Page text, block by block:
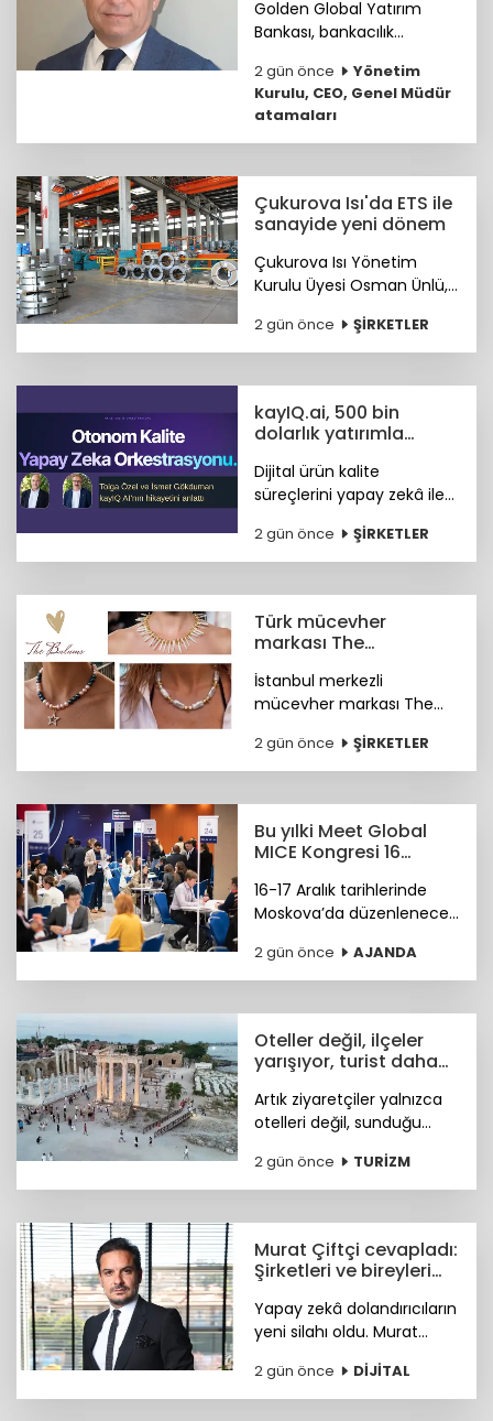
Golden Global Yatırım
Bankası, bankacılık
deneyime sahip Mustafa
Selcen’i Yönetim Kurulu
Üyesi olarak atadı.
2 gün önce
Yönetim
Kurulu, CEO, Genel Müdür
atamaları
Çukurova Isı'da ETS ile
sanayide yeni dönem
Çukurova Isı Yönetim
Kurulu Üyesi Osman Ünlü,
ETS'nin sanayinin
uluslararası pazarlardaki
belirtti.
2 gün önce ŞİRKETLER
kayIQ.ai, 500 bin
dolarlık yatırımla
Dijital ürün kalite
süreçlerini yapay zekâ ile
kayIQ.ai platformu, 500
bin dolarlık yatırımla
2 gün önce ŞİRKETLER
Türk mücevher
markası The
başarı
İstanbul merkezli
mücevher markası The
koleksiyonuyla uluslararası
bağımsız tasarım
Badger'ın marka ağına
katıldı.
2 gün önce ŞİRKETLER
Bu yılki Meet Global
MICE Kongresi 16
16-17 Aralık tarihlerinde
Moskova’da düzenlenecek
Congress (MGMC),
Türkiye’nin MICE uzmanları
sunmaya hazırlanıyor.
2 gün önce AJANDA
Oteller değil, ilçeler
yarışıyor, turist daha
Artık ziyaretçiler yalnızca
otelleri değil, sunduğu
sosyal yaşamı ve fiyat-
performans avantajıyla
2 gün önce TURİZM
Murat Çiftçi cevapladı:
Şirketleri ve bireyleri
neler?
Yapay zekâ dolandırıcıların
yeni silahı oldu. Murat
bekleyen siber riskler
neler? sorusunu cevapladı.
2 gün önce DİJİTAL